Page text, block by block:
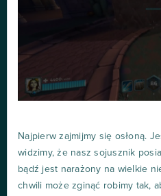
Najpierw zajmijmy się osłoną.
widzimy, że nasz sojusznik
bądź jest narażony na wielkie
chwili może zginąć robimy tak,